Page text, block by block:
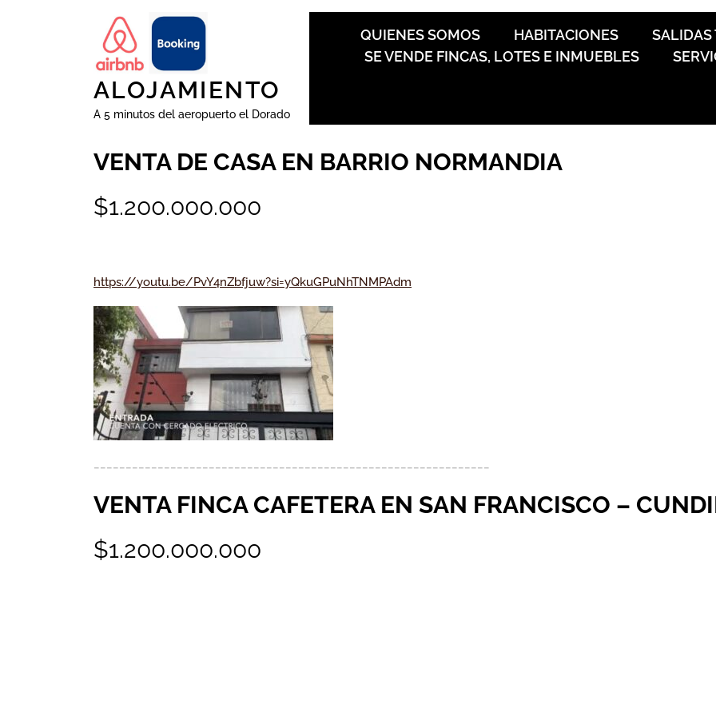
ALOJAMIENTO
A 5 minutos del aeropuerto el Dorado
QUIENES SOMOS HABITACIONES SALIDAS
SE VENDE FINCAS, LOTES E INMUEBLES
VENTA DE CASA EN BARRIO NORMANDIA
$1.200.000.000
https://youtu.be/PvY4nZbfjuw?si=yQkuGPuNhTNMPAdm
VENTA FINCA CAFETERA EN SAN FRANCISCO –
$1.200.000.000